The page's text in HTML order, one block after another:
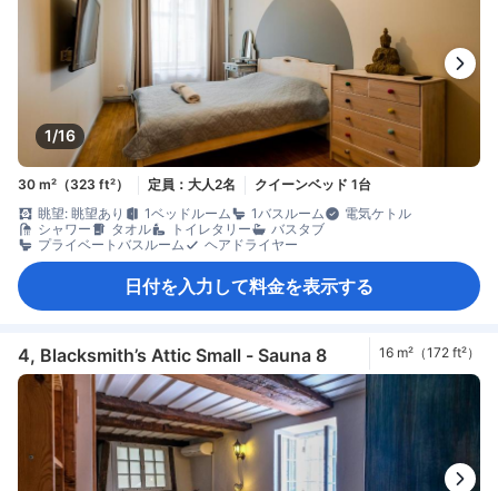
1/16
30 m²（323 ft²） 定員：大人2名
クイーンベッド 1台
眺望: 眺望あり
1ベッドルーム 1バスルーム
電気ケトル
シャワー
タオル トイレタリー
バスタブ
プライベートバスルーム
ヘアドライヤー
日付を入力して料金を表示する
4, Blacksmith’s Attic Small - Sauna 8 16 m²（172 ft²）